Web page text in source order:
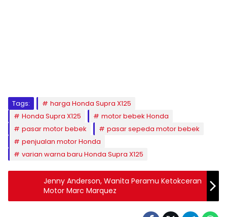
Tags:
harga Honda Supra X125
Honda Supra X125
motor bebek Honda
pasar motor bebek
pasar sepeda motor bebek
penjualan motor Honda
varian warna baru Honda Supra X125
Jenny Anderson, Wanita Peramu Ketokceran
Motor Marc Marquez